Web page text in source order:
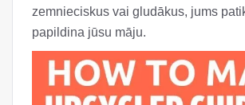
zemnieciskus vai gludākus, jums
papildina jūsu māju.